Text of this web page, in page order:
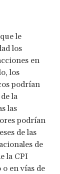
le
los
en
los
podrían
la
las
podrían
de las
de
la CPI
en vías de